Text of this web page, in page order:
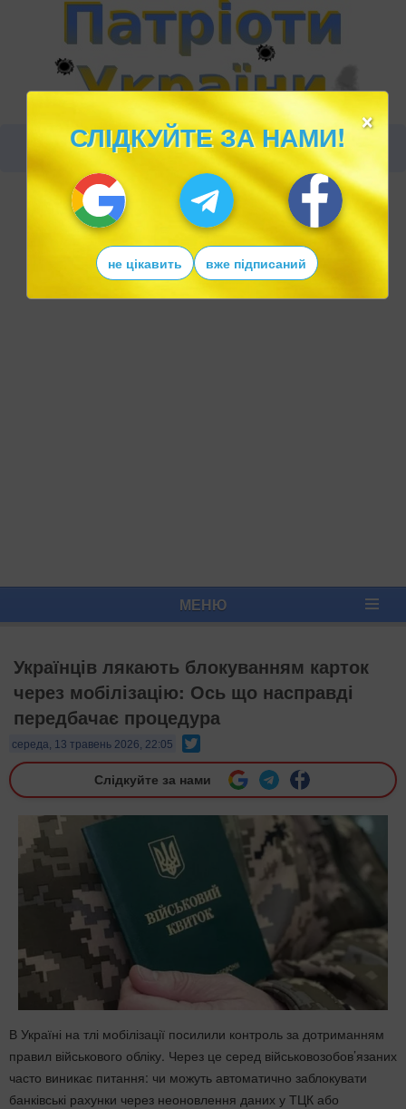
МЕНЮ
Українців лякають блокуванням карток
через мобілізацію: Ось що насправді
передбачає процедура
середа, 13 травень 2026, 22:05
Слідкуйте за нами
В Україні на тлі мобілізації посилили контроль за дотриманням
правил військового обліку. Через це серед військовозобов’язаних
часто виникає питання: чи можуть автоматично заблокувати
банківські рахунки через неоновлення даних у ТЦК або
×
СЛІДКУЙТЕ ЗА НАМИ!
не цікавить вже підписаний